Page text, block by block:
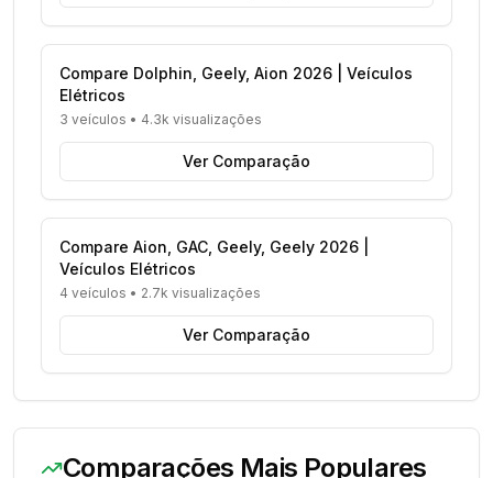
Compare Dolphin, Geely, Aion 2026 | Veículos
Elétricos
3 veículos • 4.3k visualizações
Ver Comparação
Compare Aion, GAC, Geely, Geely 2026 |
Veículos Elétricos
4 veículos • 2.7k visualizações
Ver Comparação
Comparações Mais Populares